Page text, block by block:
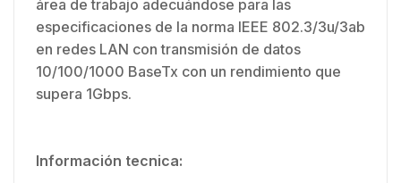
área de trabajo adecuándose para las
especificaciones de la norma IEEE 802.3/3u/3ab
en redes LAN con transmisión de datos
10/100/1000 BaseTx con un rendimiento que
supera 1Gbps.
Información tecnica: